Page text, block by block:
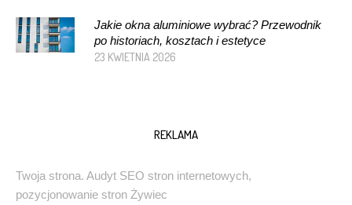
Jakie okna aluminiowe wybrać? Przewodnik
po historiach, kosztach i estetyce
23 KWIETNIA 2026
REKLAMA
Twoja strona. Audyt SEO stron internetowych,
pozycjonowanie stron Żywiec